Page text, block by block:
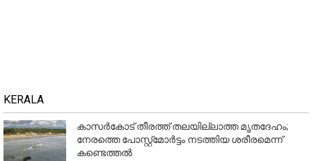
KERALA
കാസർകോട് തീരത്ത് തലയില്ലാത്ത മൃതദേഹം;
നേരത്തെ പോസ്റ്റ്‌മോർട്ടം നടത്തിയ ശരീരമെന്ന്
കണ്ടെത്തൽ